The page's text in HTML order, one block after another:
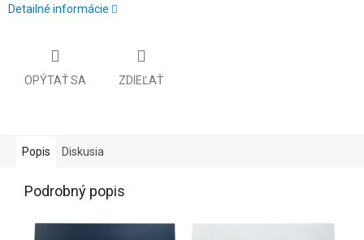
Detailné informácie
OPÝTAŤ SA ZDIEĽAŤ
Popis Diskusia
Podrobný popis